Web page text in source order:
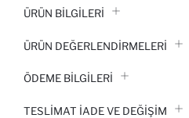
ÜRÜN BILGILERI
ÜRÜN DEĞERLENDİRMELERİ
ÖDEME BİLGİLERİ
TESLIMAT İADE VE DEĞIŞIM